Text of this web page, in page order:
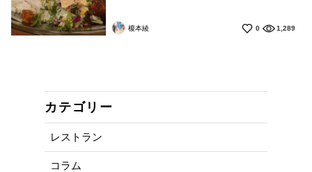
榎本綾 0 1,289
カテゴリー
レストラン
コラム